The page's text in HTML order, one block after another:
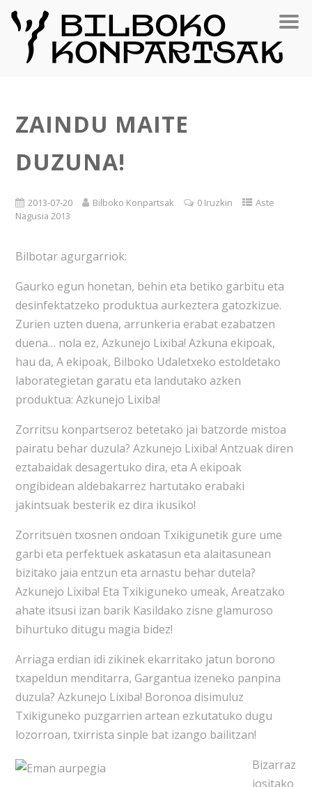
ZAINDU MAITE
DUZUNA!
2013-07-20 Bilboko Konpartsak 0 Iruzkin
Aste
Nagusia 2013
Bilbotar agurgarriok:
Gaurko egun honetan, behin eta betiko garbitu eta
desinfektatzeko produktua aurkeztera gatozkizue.
Zurien uzten duena, arrunkeria erabat ezabatzen
duena… nola ez, Azkunejo Lixiba! Azkuna ekipoak,
hau da, A ekipoak, Bilboko Udaletxeko estoldetako
laborategietan garatu eta landutako azken
produktua: Azkunejo Lixiba!
Zorritsu konpartseroz betetako jai batzorde mistoa
pairatu behar duzula? Azkunejo Lixiba! Antzuak diren
eztabaidak desagertuko dira, eta A ekipoak
ongibidean aldebakarrez hartutako erabaki
jakintsuak besterik ez dira ikusiko!
Zorritsuen txosnen ondoan Txikigunetik gure ume
garbi eta perfektuek askatasun eta alaitasunean
bizitako jaia entzun eta arnastu behar dutela?
Azkunejo Lixiba! Eta Txikiguneko umeak, Areatzako
ahate itsusi izan barik Kasildako zisne glamuroso
bihurtuko ditugu magia bidez!
Arriaga erdian idi zikinek ekarritako jatun borono
txapeldun menditarra, Gargantua izeneko panpina
duzula? Azkunejo Lixiba! Boronoa disimuluz
Txikiguneko puzgarrien artean ezkutatuko dugu
lozorroan, txirrista sinple bat izango bailitzan!
Bizarraz
jositako